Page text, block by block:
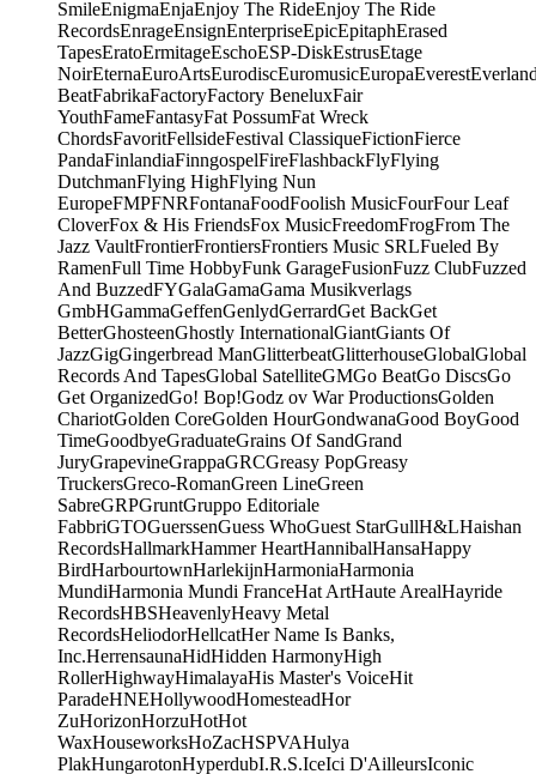
SmileEnigmaEnjaEnjoy The RideEnjoy The Ride
RecordsEnrageEnsignEnterpriseEpicEpitaphErased
TapesEratoErmitageEschoESP-DiskEstrusEtage
NoirEternaEuroArtsEurodiscEuromusicEuropaEverest
BeatFabrikaFactoryFactory BeneluxFair
YouthFameFantasyFat PossumFat Wreck
ChordsFavoritFellsideFestival ClassiqueFictionFierce
PandaFinlandiaFinngospelFireFlashbackFlyFlying
DutchmanFlying HighFlying Nun
EuropeFMPFNRFontanaFoodFoolish MusicFourFour Leaf
CloverFox & His FriendsFox MusicFreedomFrogFrom The
Jazz VaultFrontierFrontiersFrontiers Music SRLFueled By
RamenFull Time HobbyFunk GarageFusionFuzz ClubFuzzed
And BuzzedFYGalaGamaGama Musikverlags
GmbHGammaGeffenGenlydGerrardGet BackGet
BetterGhosteenGhostly InternationalGiantGiants Of
JazzGigGingerbread ManGlitterbeatGlitterhouseGlobalGlobal
Records And TapesGlobal SatelliteGMGo BeatGo DiscsGo
Get OrganizedGo! Bop!Godz ov War ProductionsGolden
ChariotGolden CoreGolden HourGondwanaGood BoyGood
TimeGoodbyeGraduateGrains Of SandGrand
JuryGrapevineGrappaGRCGreasy PopGreasy
TruckersGreco-RomanGreen LineGreen
SabreGRPGruntGruppo Editoriale
FabbriGTOGuerssenGuess WhoGuest StarGullH&LHaishan
RecordsHallmarkHammer HeartHannibalHansaHappy
BirdHarbourtownHarlekijnHarmoniaHarmonia
MundiHarmonia Mundi FranceHat ArtHaute ArealHayride
RecordsHBSHeavenlyHeavy Metal
RecordsHeliodorHellcatHer Name Is Banks,
Inc.HerrensaunaHidHidden HarmonyHigh
RollerHighwayHimalayaHis Master's VoiceHit
ParadeHNEHollywoodHomesteadHor
ZuHorizonHorzuHotHot
WaxHouseworksHoZacHSPVAHulya
PlakHungarotonHyperdubI.R.S.IceIci D'AilleursIconic